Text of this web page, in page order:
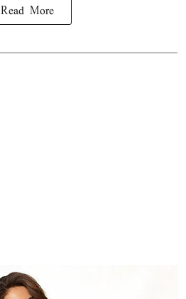
Read More